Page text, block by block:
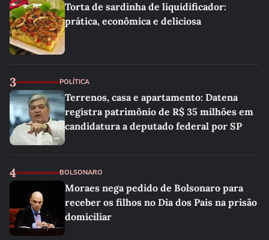
Torta de sardinha de liquidificador:
prática, econômica e deliciosa
3 POLÍTICA
Terrenos, casa e apartamento: Datena
registra patrimônio de R$ 35 milhões em
candidatura a deputado federal por SP
4 BOLSONARO
Moraes nega pedido de Bolsonaro para
receber os filhos no Dia dos Pais na prisão
domiciliar